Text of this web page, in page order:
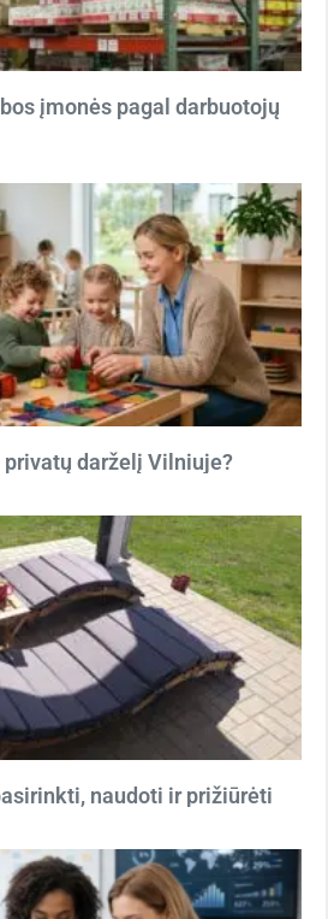
įmonės pagal darbuotojų
darželį Vilniuje?
naudoti ir prižiūrėti